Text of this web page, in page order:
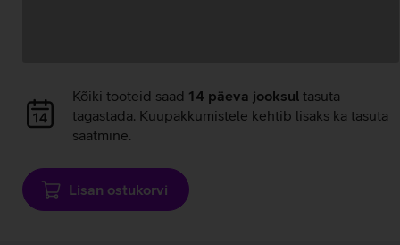
Andmete
laadimine
Kõiki tooteid saad 14 päeva jooksul tasuta
tagastada. Kuupakkumistele kehtib lisaks ka tasuta
saatmine.
Lisan ostukorvi